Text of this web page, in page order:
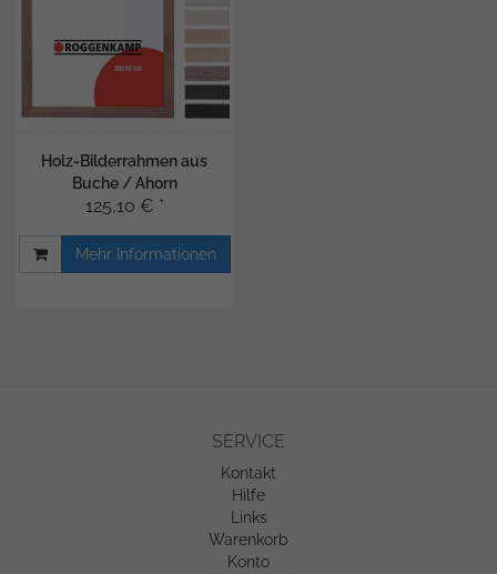
Holz-Bilderrahmen aus
Buche / Ahorn
125,10 € *
Mehr Informationen
SERVICE
Kontakt
Hilfe
Links
Warenkorb
Konto